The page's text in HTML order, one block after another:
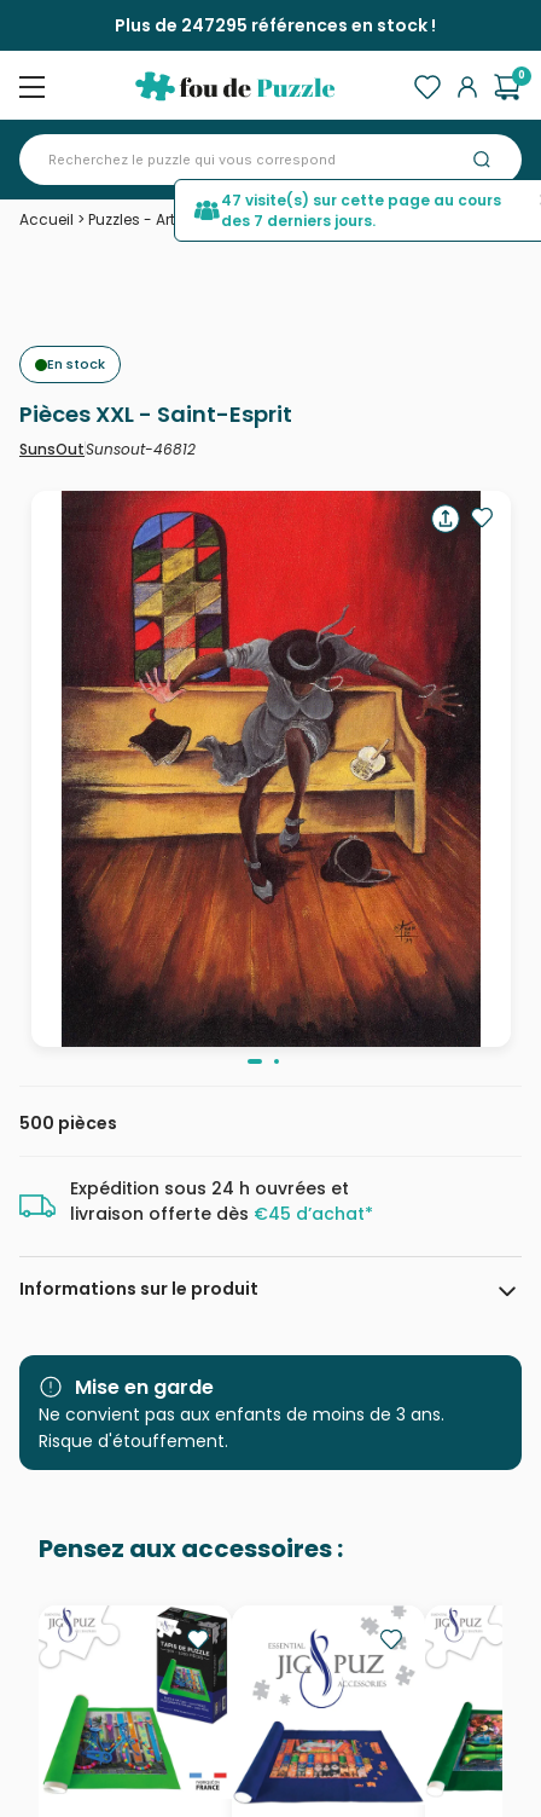
Plus de 247295 références en stock !
0
Accueil > Puzzles - Art Pièces XXL - Saint-Esprit
En stock
Pièces XXL - Saint-Esprit
SunsOutSunsout-46812
500 pièces
Expédition sous 24 h ouvrées et
livraison offerte dès €45 d’achat*
Informations sur le produit
Marque SunsOut
Catégorie Puzzles - Art
Age
Puzzle pour Adultes (500 à
Provenance Puzzles fabriqués en France
EAN 0796780468122
Nombre de pièces 500 pièces
Dimensions 46 x 61 cm
Mise en garde
Ne convient pas aux enfants de moins de 3 ans.
Risque d'étouffement.
Pensez aux accessoires :
47 visite(s) sur cette page au cours
des 7 derniers jours.